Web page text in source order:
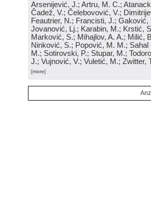
Arsenijević, J.; Artru, M. C.;
Čadež, V.; Čelebovović, V.;
Feautrier, N.; Francisti, J.;
Jovanović, Lj.; Karabin, M.; Krstić,
Marković, S.; Mihajlov, A. A.; Milić,
Ninković, S.; Popović, M. M.;
M.; Sotirovski, P.; Stupar, M.;
J.; Vujnović, V.; Vuletić, M.; Zwitter,
[more]